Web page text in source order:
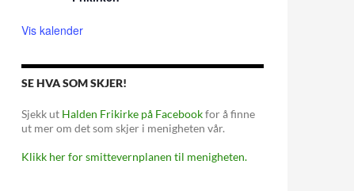
Vis kalender
SE HVA SOM SKJER!
Sjekk ut Halden Frikirke på Facebookfor å finne
ut mer om det som skjer i menigheten vår.
Klikk her for smittevernplanen til menigheten.